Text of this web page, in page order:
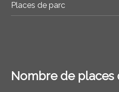
Places de parc
Nombre de places